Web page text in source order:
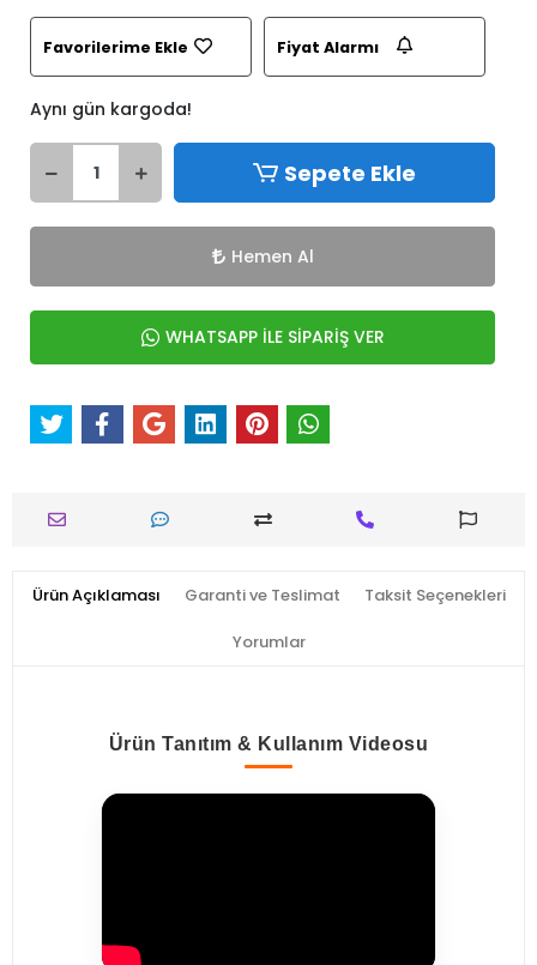
Favorilerime Ekle Fiyat Alarmı
Aynı gün kargoda!
Sepete Ekle
Hemen Al
WHATSAPP İLE SİPARİŞ VER
Ürün Açıklaması Garanti ve Teslimat Taksit Seçenekleri
Yorumlar
Ürün Tanıtım & Kullanım Videosu